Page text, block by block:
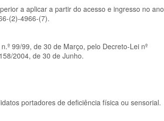
a aplicar a partir do acesso e ingresso no ano
(2)-4966-(7).
99/99, de 30 de Março, pelo Decreto-Lei nº
2004, de 30 de Junho.
portadores de deficiência física ou sensorial.